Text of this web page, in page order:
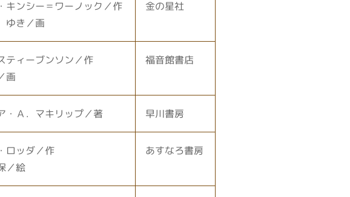
キンシー＝ワーノック／作
き／画
金の星社
ティーブンソン／作
画
福音館書店
・Ａ．マキリップ／著 早川書房
ロッダ／作
／絵
あすなろ書房